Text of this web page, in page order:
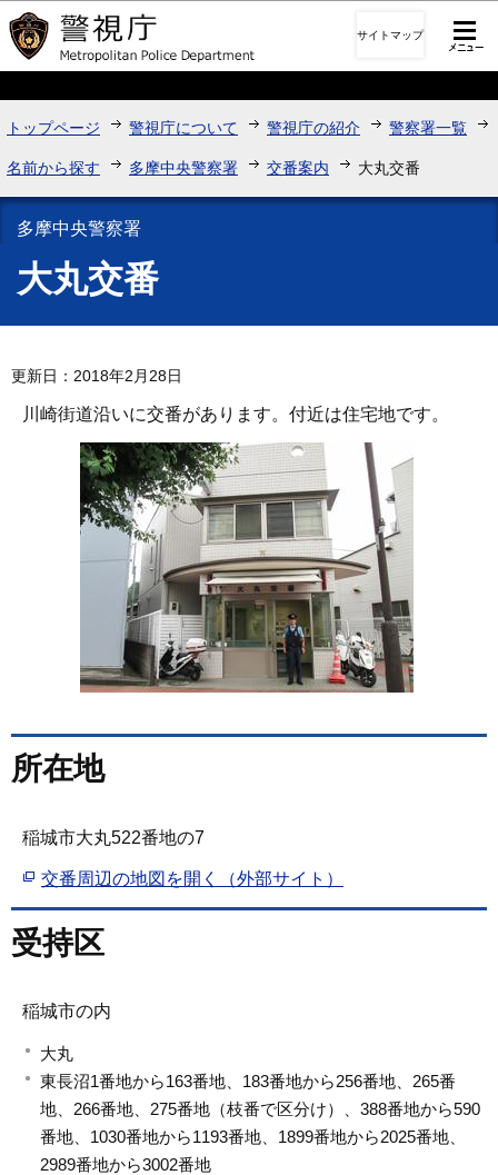
このページの本文へ移動
サイトマップ
トップページ 警視庁について 警視庁の紹介 警察署一覧
名前から探す 多摩中央警察署 交番案内 大丸交番
多摩中央警察署
大丸交番
更新日：2018年2月28日
川崎街道沿いに交番があります。付近は住宅地です。
所在地
稲城市大丸522番地の7
交番周辺の地図を開く（外部サイト）
受持区
稲城市の内
大丸
東長沼1番地から163番地、183番地から256番地、265番
地、266番地、275番地（枝番で区分け）、388番地から590
番地、1030番地から1193番地、1899番地から2025番地、
2989番地から3002番地